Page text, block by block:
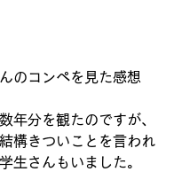
のコンペを見た感想
年分を観たのですが、
構きついことを言われ
生さんもいました。